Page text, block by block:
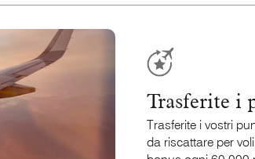
Trasferite i
Trasferite i vostri
da riscattare per